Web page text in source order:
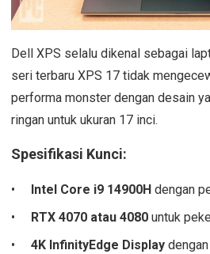
Dell XPS selalu dikenal sebagai
seri terbaru XPS 17 tidak
performa monster dengan desain
ringan untuk ukuran 17 inci.
Spesifikasi Kunci:
Intel Core i9 14900H dengan
RTX 4070 atau 4080 untuk
4K InfinityEdge Display